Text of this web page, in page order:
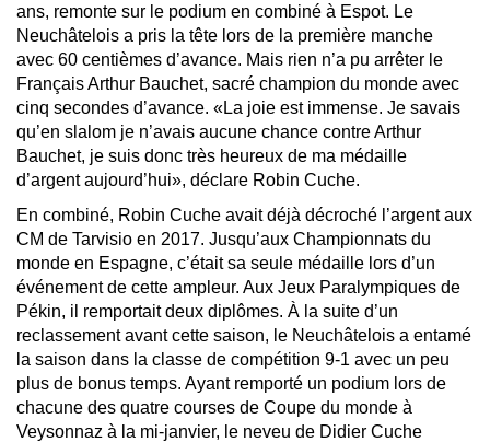
ans, remonte sur le podium en combiné à Espot. Le
Neuchâtelois a pris la tête lors de la première manche
avec 60 centièmes d’avance. Mais rien n’a pu arrêter le
Français Arthur Bauchet, sacré champion du monde avec
cinq secondes d’avance. «La joie est immense. Je savais
qu’en slalom je n’avais aucune chance contre Arthur
Bauchet, je suis donc très heureux de ma médaille
d’argent aujourd’hui», déclare Robin Cuche.
En combiné, Robin Cuche avait déjà décroché l’argent aux
CM de Tarvisio en 2017. Jusqu’aux Championnats du
monde en Espagne, c’était sa seule médaille lors d’un
événement de cette ampleur. Aux Jeux Paralympiques de
Pékin, il remportait deux diplômes. À la suite d’un
reclassement avant cette saison, le Neuchâtelois a entamé
la saison dans la classe de compétition 9-1 avec un peu
plus de bonus temps. Ayant remporté un podium lors de
chacune des quatre courses de Coupe du monde à
Veysonnaz à la mi-janvier, le neveu de Didier Cuche